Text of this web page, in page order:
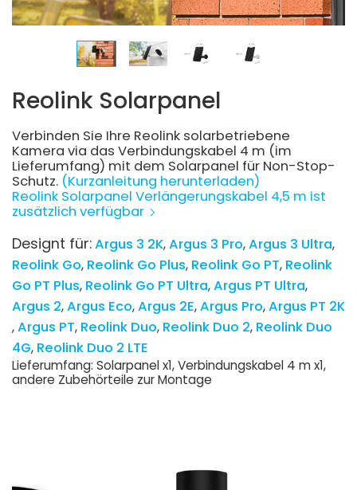
Reolink Solarpanel
Verbinden Sie Ihre Reolink solarbetriebene
Kamera via das Verbindungskabel 4 m (im
Lieferumfang) mit dem Solarpanel für Non-Stop-
Schutz. (Kurzanleitung herunterladen)
Reolink Solarpanel Verlängerungskabel 4,5 m ist
zusätzlich verfügbar
Designt für:Argus 3 2K Argus 3 Pro Argus 3 Ultra
Reolink Go Reolink Go Plus Reolink Go PT Reolink
Go PT Plus Reolink Go PT Ultra Argus PT Ultra
Argus 2 Argus Eco Argus 2E Argus Pro Argus PT 2K
Argus PT Reolink Duo Reolink Duo 2 Reolink Duo
4G Reolink Duo 2 LTE
Lieferumfang: Solarpanel x1, Verbindungskabel 4 m x1,
andere Zubehörteile zur Montage